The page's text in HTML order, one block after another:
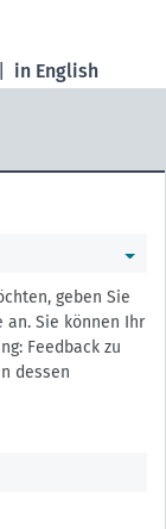
in English
geben Sie
an. Sie können Ihr
Feedback zu
dessen